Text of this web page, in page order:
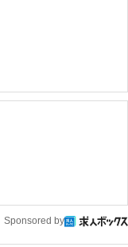
Sponsored by